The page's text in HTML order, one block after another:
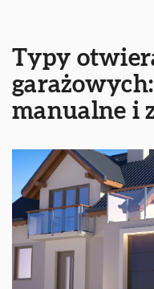
Typy
manualne i